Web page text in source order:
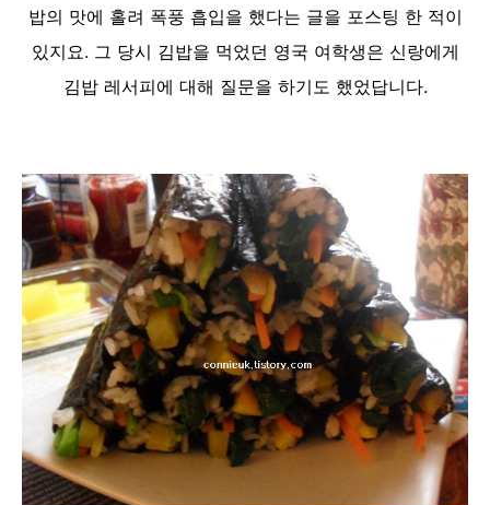
밥의 맛에 홀려 폭풍 흡입을 했다는 글을 포스팅 한 적이
있지요. 그 당시 김밥을 먹었던 영국 여학생은 신랑에게
김밥 레서피에 대해 질문을 하기도 했었답니다.